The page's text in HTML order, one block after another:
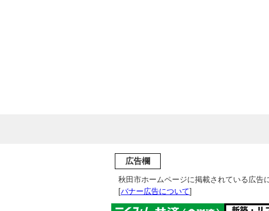
広告欄
秋田市ホームページに掲載されている広告
[バナー広告について]